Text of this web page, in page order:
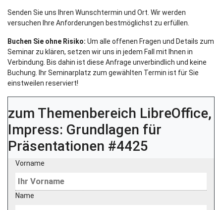
Senden Sie uns Ihren Wunschtermin und Ort. Wir werden
versuchen Ihre Anforderungen bestmöglichst zu erfüllen.
Buchen Sie ohne Risiko: Um alle offenen Fragen und Details zum
Seminar zu klären, setzen wir uns in jedem Fall mit Ihnen in
Verbindung. Bis dahin ist diese Anfrage unverbindlich und keine
Buchung. Ihr Seminarplatz zum gewählten Termin ist für Sie
einstweilen reserviert!
zum Themenbereich LibreOffice,
Impress: Grundlagen für
Präsentationen #4425
Vorname
Name